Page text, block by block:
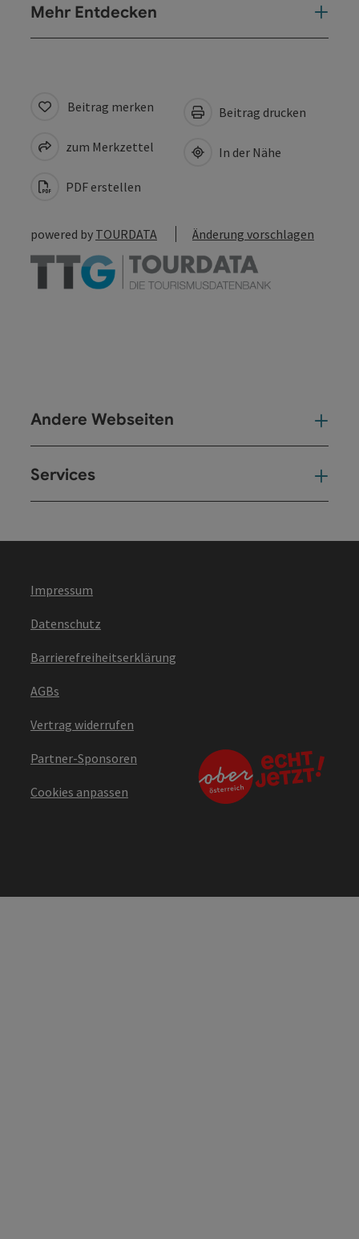
Mehr Entdecken
Beitrag merken
zum Merkzettel
PDF erstellen
Beitrag drucken
In der Nähe
powered by TOURDATA Änderung vorschlagen
Andere Webseiten
Services
Impressum
Datenschutz
Barrierefreiheitserklärung
AGBs
Vertrag widerrufen
Partner-Sponsoren
Cookies anpassen